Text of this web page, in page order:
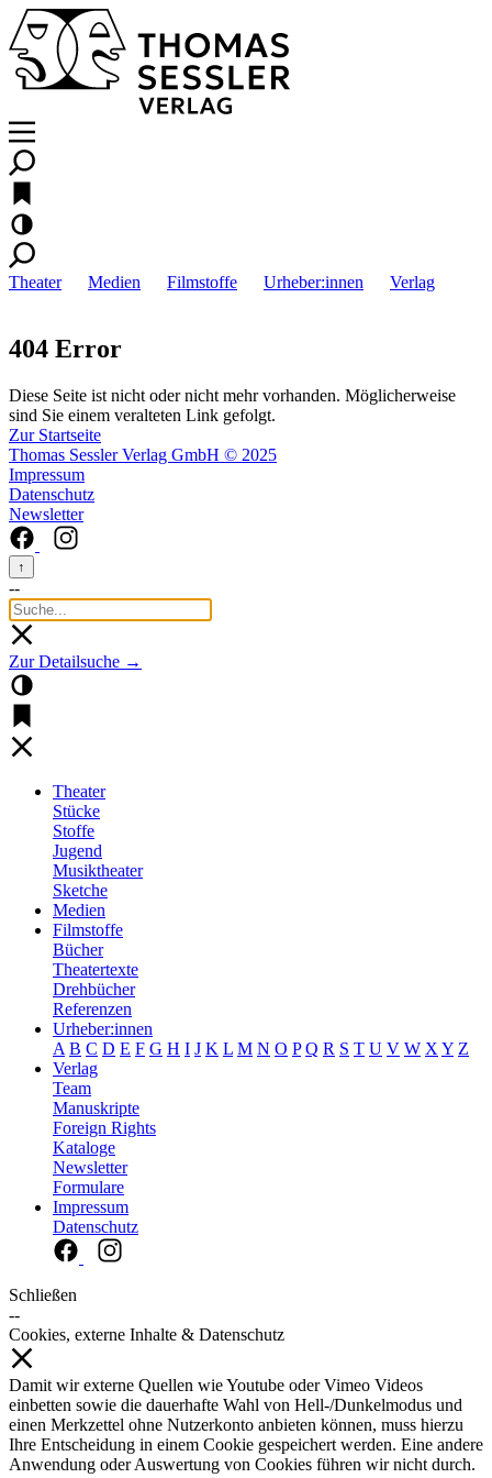
Theater Medien Filmstoffe Urheber:innen Verlag
404 Error
Diese Seite ist nicht oder nicht mehr vorhanden. Möglicherweise
sind Sie einem veralteten Link gefolgt.
Zur Startseite
Thomas Sessler Verlag GmbH © 2025
Impressum
Datenschutz
Newsletter
↑
--
Zur Detailsuche →
Theater
Stücke
Stoffe
Jugend
Musiktheater
Sketche
Medien
Filmstoffe
Bücher
Theatertexte
Drehbücher
Referenzen
Urheber:innen
A B C D E F G H I J K L M N O P Q R S T U V W X Y Z
Verlag
Team
Manuskripte
Foreign Rights
Kataloge
Newsletter
Formulare
Impressum
Datenschutz
Schließen
--
Cookies, externe Inhalte & Datenschutz
Damit wir externe Quellen wie Youtube oder Vimeo Videos
einbetten sowie die dauerhafte Wahl von Hell-/Dunkelmodus und
einen Merkzettel ohne Nutzerkonto anbieten können, muss hierzu
Ihre Entscheidung in einem Cookie gespeichert werden. Eine andere
Anwendung oder Auswertung von Cookies führen wir nicht durch.